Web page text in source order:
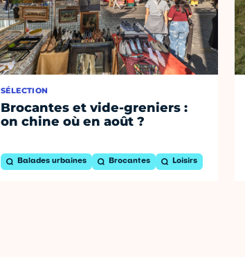
SÉLECTION
Brocantes et vide-greniers :
on chine où en août ?
Balades urbaines Brocantes Loisirs